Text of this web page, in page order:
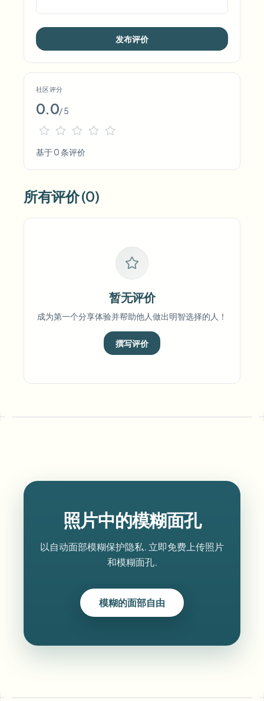
发布评价
社区评分
0.0/ 5
基于 0 条评价
所有评价 (0)
暂无评价
成为第一个分享体验并帮助他人做出明智选择的人！
撰写评价
照片中的模糊面孔
以自动面部模糊保护隐私. 立即免费上传照片
和模糊面孔.
模糊的面部自由